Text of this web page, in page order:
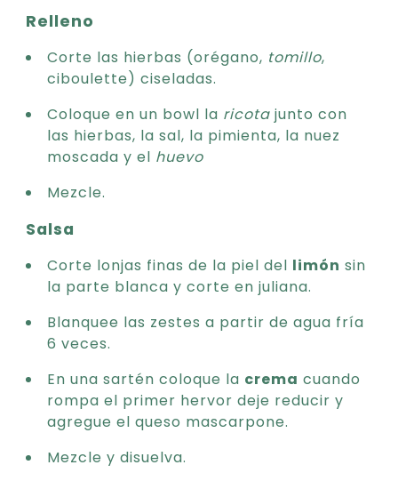
Relleno
Corte las hierbas (orégano, tomillo,
ciboulette) ciseladas.
Coloque en un bowl la ricota junto con
las hierbas, la sal, la pimienta, la nuez
moscada y el huevo
Mezcle.
Salsa
Corte lonjas finas de la piel del limón sin
la parte blanca y corte en juliana.
Blanquee las zestes a partir de agua fría
6 veces.
En una sartén coloque la crema cuando
rompa el primer hervor deje reducir y
agregue el queso mascarpone.
Mezcle y disuelva.